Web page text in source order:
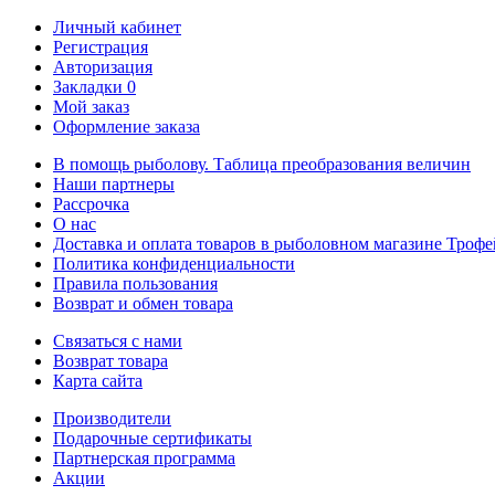
Личный кабинет
Регистрация
Авторизация
Закладки 0
Мой заказ
Оформление заказа
В помощь рыболову. Таблица преобразования величин
Наши партнеры
Рассрочка
О нас
Доставка и оплата товаров в рыболовном магазине
Политика конфиденциальности
Правила пользования
Возврат и обмен товара
Связаться с нами
Возврат товара
Карта сайта
Производители
Подарочные сертификаты
Партнерская программа
Акции